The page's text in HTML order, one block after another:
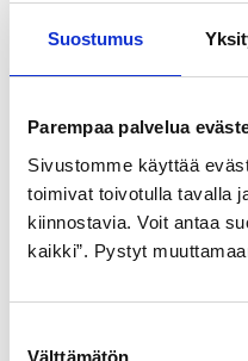
Suostumus
Parempaa palvelua
Sivustomme käyttää
toimivat toivotulla tavalla
kiinnostavia. Voit antaa
kaikki”. Pystyt
Välttämätön
4,99€
TAKARATAS SHIMANO
22H